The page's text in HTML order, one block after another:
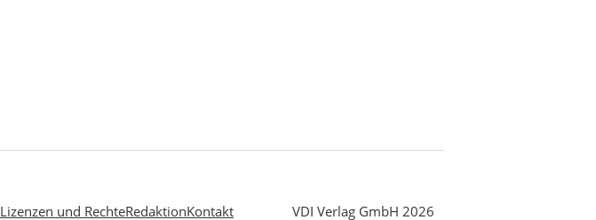
Lizenzen und RechteRedaktionKontakt VDI Verlag GmbH 2026